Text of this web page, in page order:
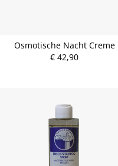
Osmotische Nacht Creme
€ 42,90